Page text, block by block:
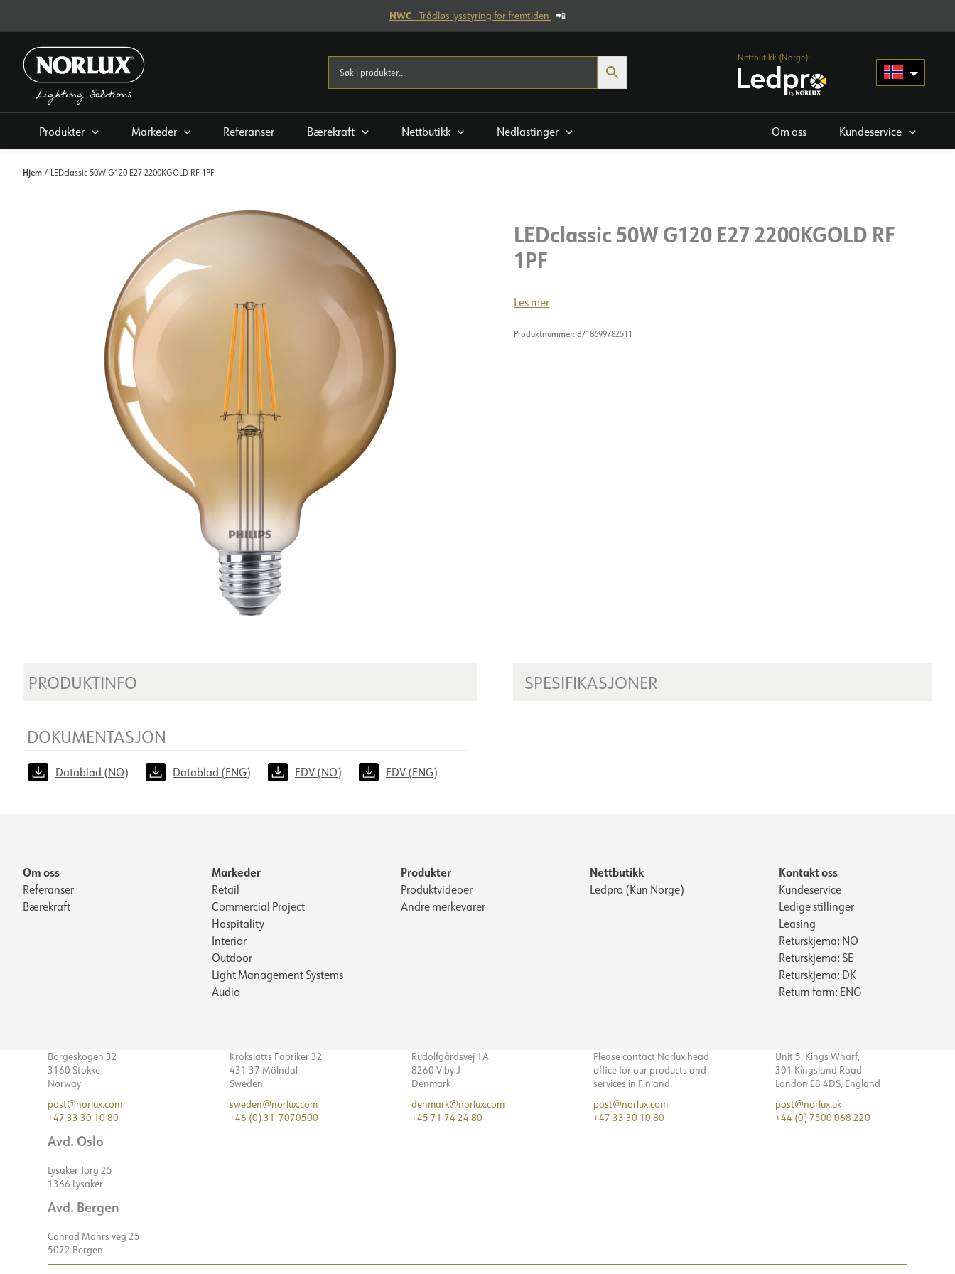
innholdet
NWC- Trådløs lysstyring for fremtiden 📲
Nettbutikk (Norge):
Produkter Markeder Referanser Bærekraft Nettbutikk Nedlastinger Om oss Kundeservice
Hjem / LEDclassic 50W G120 E27 2200KGOLD RF 1PF
LEDclassic 50W G120 E27 2200KGOLD RF
1PF
Les mer
Produktnummer:8718699782511
PRODUKTINFO
DOKUMENTASJON
Datablad (NO) Datablad (ENG) FDV (NO) FDV (ENG)
SPESIFIKASJONER
Om oss
Referanser
Bærekraft
Markeder
Retail
Commercial Project
Hospitality
Interior
Outdoor
Light Management Systems
Audio
Produkter
Produktvideoer
Andre merkevarer
Nettbutikk
Ledpro (Kun Norge)
Kontakt oss
Kundeservice
Ledige stillinger
Leasing
Returskjema: NO
Returskjema: SE
Returskjema: DK
Return form: ENG
Borgeskogen 32
3160 Stokke
Norway
post@norlux.com
+47 33 30 10 80
Avd. Oslo
Lysaker Torg 25
1366 Lysaker
Avd. Bergen
Conrad Mohrs veg 25
5072 Bergen
Krokslätts Fabriker 32
431 37 Mölndal
Sweden
sweden@norlux.com
+46 (0) 31-7070500
Rudolfgårdsvej 1A
8260 Viby J
Denmark
denmark@norlux.com
+45 71 74 24 80
Please contact Norlux head
office for our products and
services in Finland.
post@norlux.com
+47 33 30 10 80
Unit 5, Kings Wharf,
301 Kingsland Road
London E8 4DS, England
post@norlux.uk
+44 (0) 7500 068 220